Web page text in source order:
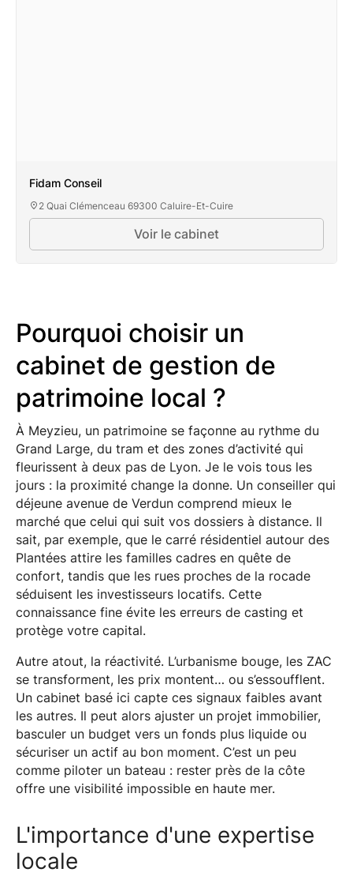
Fidam Conseil
2 Quai Clémenceau 69300 Caluire-Et-Cuire
Voir le cabinet
Pourquoi choisir un
cabinet de gestion de
patrimoine local ?
À Meyzieu, un patrimoine se façonne au rythme du
Grand Large, du tram et des zones d’activité qui
fleurissent à deux pas de Lyon. Je le vois tous les
jours : la proximité change la donne. Un conseiller qui
déjeune avenue de Verdun comprend mieux le
marché que celui qui suit vos dossiers à distance. Il
sait, par exemple, que le carré résidentiel autour des
Plantées attire les familles cadres en quête de
confort, tandis que les rues proches de la rocade
séduisent les investisseurs locatifs. Cette
connaissance fine évite les erreurs de casting et
protège votre capital.
Autre atout, la réactivité. L’urbanisme bouge, les ZAC
se transforment, les prix montent… ou s’essoufflent.
Un cabinet basé ici capte ces signaux faibles avant
les autres. Il peut alors ajuster un projet immobilier,
basculer un budget vers un fonds plus liquide ou
sécuriser un actif au bon moment. C’est un peu
comme piloter un bateau : rester près de la côte
offre une visibilité impossible en haute mer.
L'importance d'une expertise
locale